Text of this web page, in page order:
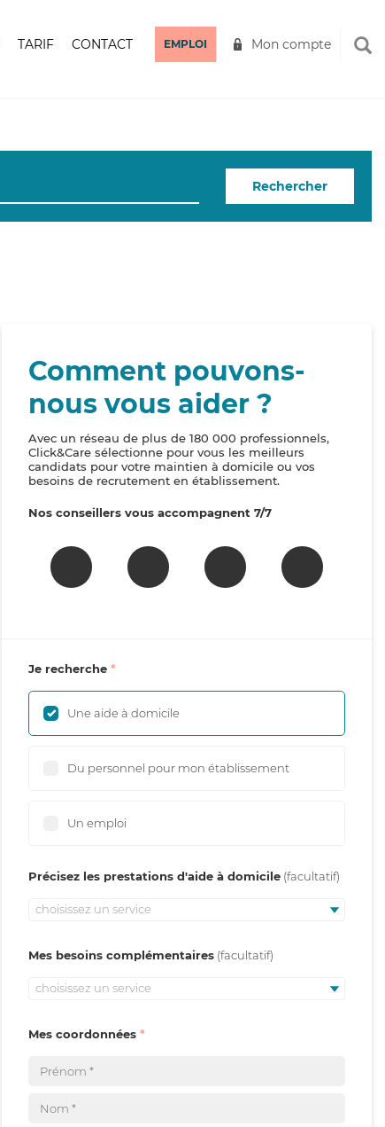
TARIF CONTACT EMPLOI Mon compte
Rechercher
Comment pouvons-
nous vous aider ?
Avec un réseau de plus de 180 000 professionnels,
Click&Care sélectionne pour vous les meilleurs
candidats pour votre maintien à domicile ou vos
besoins de recrutement en établissement.
Nos conseillers vous accompagnent 7/7
Je recherche
Une aide à domicile
Du personnel pour mon établissement
Un emploi
Précisez les prestations d'aide à domicile
choisissez un service
Mes besoins complémentaires
choisissez un service
Mes coordonnées